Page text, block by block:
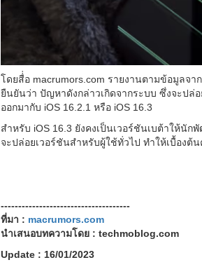
โดยสื่่อ macrumors.com รายงานตามข้อมูลจ
ยืนยันว่า ปัญหาดังกล่าวเกิดจากระบบ ซึ่งจะปล่
ออกมากับ iOS 16.2.1 หรือ iOS 16.3
สำหรับ iOS 16.3 ยังคงเป็นเวอร์ชันเบต้าให้นั
จะปล่อยเวอร์ชันสำหรับผู้ใช้ทั่วไป ทำให้เบื้อง
-------------------------------------
ที่มา : macrumors.com
นำเสนอบทความโดย : techmoblog.com
Update : 16/01/2023